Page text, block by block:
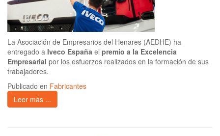
La Asociación de Empresarios del Henares (AEDHE) ha
entregado a Iveco España el premio a la Excelencia
Empresarial por los esfuerzos realizados en la formación de sus
trabajadores.
Publicado en Fabricantes
Leer más ...